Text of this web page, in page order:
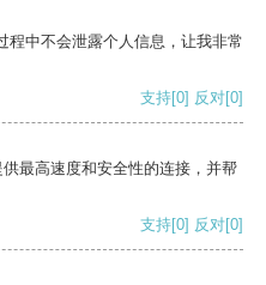
程中不会泄露个人信息，让我非常
支持[0] 反对[0]
最高速度和安全性的连接，并帮
支持[0] 反对[0]